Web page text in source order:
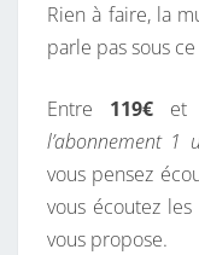
Rien à faire, la
parle pas sous
Entre 119€et
l’abonnement 1
vous pensez
vous écoutez
vous propose.